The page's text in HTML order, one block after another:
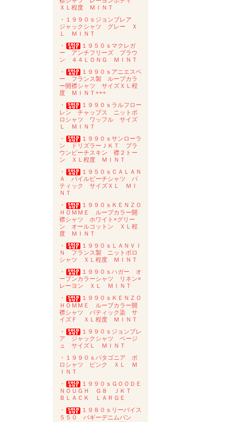
ＸＬ程度 ＭＩＮＴ
・１９９０ｓジョンブレア
ジャックシャツ グレー Ｘ
Ｌ ＭＩＮＴ
・
１９５０ｓマクレガ
ー アンチフリーズ ブラウ
ン ４４ＬＯＮＧ ＭＩＮＴ
・
１９９０ｓアニエスベ
ー フランス製 ループカラ
ー開襟シャツ サイズＸＬ程
度 ＭＩＮＴ+++
・
１９９０ｓラルフロー
レン チャップス ニットポ
ロシャツ ワッフル サイズ
Ｌ ＭＩＮＴ
・
１９９０ｓサンローラ
ン ドリズラーＪＫＴ ブラ
ウンピーチスキン 襟２トー
ン ＸＬ程度 ＭＩＮＴ
・
１９５０ｓＣＡＬＡＮ
Ａ パイルビーチシャツ バ
ティック サイズＸＬ ＭＩ
ＮＴ
・
１９９０ｓＫＥＮＺＯ
ＨＯＭＭＥ ループカラー開
襟シャツ ホワイト×グリー
ン オールコットン ＸＬ程
度 ＭＩＮＴ
・
１９９０ｓＬＡＮＶＩ
Ｎ フランス製 ニットポロ
シャツ ＸＬ程度 ＭＩＮＴ
・
１９９０ｓハガー オ
ープンカラーシャツ リネン×
レーヨン ＸＬ ＭＩＮＴ
・
１９９０ｓＫＥＮＺＯ
ＨＯＭＭＥ ループカラー開
襟シャツ バティック染 サ
イズＦ ＸＬ程度 ＭＩＮＴ
・
１９９０ｓジョンブレ
ア ジャックシャツ ベージ
ュ サイズＬ ＭＩＮＴ
・１９９０ｓパタゴニア ポ
ロシャツ ピンク ＸＬ Ｍ
ＩＮＴ
・
１９９０ｓＧＯＯＤＥ
ＮＯＵＧＨ Ｇ８ ＪＫＴ
ＢＬＡＣＫ ＬＡＲＧＥ
・
１９８０ｓリーバイス
５５０ バギーデニムパン